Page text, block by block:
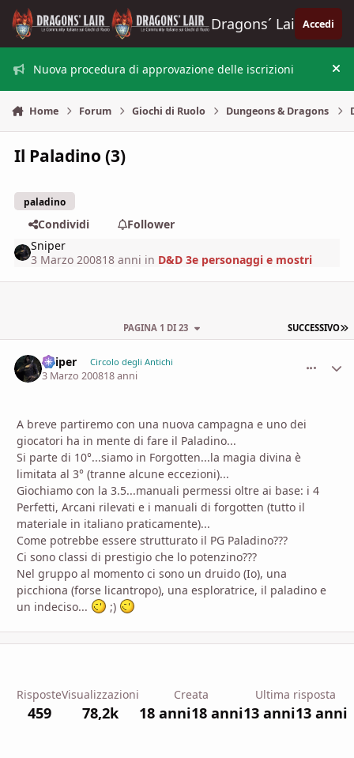
Vai al contenuto
Dragons´ Lair Accedi
Nuova procedura di approvazione delle iscrizioni
Home Forum Giochi di Ruolo Dungeons & Dragons
Il Paladino (3)
paladino
Condividi
Follower
Sniper
3 Marzo 200818 anni in D&D 3e personaggi e mostri
SUCCESSIVO
PAGINA 1 DI 23
Sniper Circolo degli Antichi
3 Marzo 200818 anni
A breve partiremo con una nuova campagna e uno dei
giocatori ha in mente di fare il Paladino...
Si parte di 10°...siamo in Forgotten...la magia divina è
limitata al 3° (tranne alcune eccezioni)...
Giochiamo con la 3.5...manuali permessi oltre ai base: i 4
Perfetti, Arcani rilevati e i manuali di forgotten (tutto il
materiale in italiano praticamente)...
Come potrebbe essere strutturato il PG Paladino???
Ci sono classi di prestigio che lo potenzino???
Nel gruppo al momento ci sono un druido (Io), una
picchiona (forse licantropo), una esploratrice, il paladino e
un indeciso...
;)
Risposte
459
Visualizzazioni
78,2k
Creata
18 anni18 anni
Ultima risposta
13 anni13 anni